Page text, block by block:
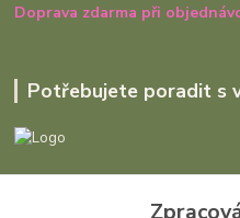
Doprava zdarma při
Potřebujete poradit s
+420 727